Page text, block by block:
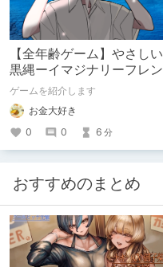
【全年齢ゲーム】やさしい
黒縄ーイマジナリーフレン
ドの「彼」と過ごすおぼん
やすみー
ゲームを紹介します
お金大好き
0
0 6 分
おすすめのまとめ